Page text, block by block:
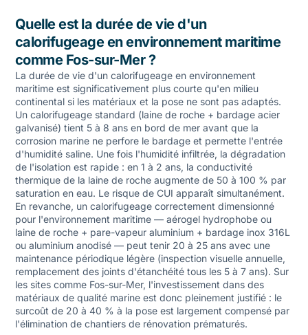
Quelle est la durée de vie d'un
calorifugeage en environnement maritime
comme Fos-sur-Mer ?
La durée de vie d'un calorifugeage en environnement
maritime est significativement plus courte qu'en milieu
continental si les matériaux et la pose ne sont pas adaptés.
Un calorifugeage standard (laine de roche + bardage acier
galvanisé) tient 5 à 8 ans en bord de mer avant que la
corrosion marine ne perfore le bardage et permette l'entrée
d'humidité saline. Une fois l'humidité infiltrée, la dégradation
de l'isolation est rapide : en 1 à 2 ans, la conductivité
thermique de la laine de roche augmente de 50 à 100 % par
saturation en eau. Le risque de CUI apparaît simultanément.
En revanche, un calorifugeage correctement dimensionné
pour l'environnement maritime — aérogel hydrophobe ou
laine de roche + pare-vapeur aluminium + bardage inox 316L
ou aluminium anodisé — peut tenir 20 à 25 ans avec une
maintenance périodique légère (inspection visuelle annuelle,
remplacement des joints d'étanchéité tous les 5 à 7 ans). Sur
les sites comme Fos-sur-Mer, l'investissement dans des
matériaux de qualité marine est donc pleinement justifié : le
surcoût de 20 à 40 % à la pose est largement compensé par
l'élimination de chantiers de rénovation prématurés.